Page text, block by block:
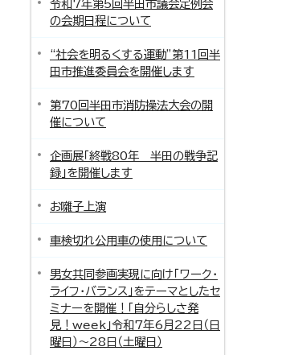
令和7年第5回半田市議会定例会
の会期日程について
“社会を明るくする運動”第11回半
田市推進委員会を開催します
第70回半田市消防操法大会の開
催について
企画展「終戦80年 半田の戦争記
録」を開催します
お囃子上演
車検切れ公用車の使用について
男女共同参画実現に向け「ワーク・
ライフ・バランス」をテーマとしたセ
ミナーを開催！「自分らしさ発
見！week」令和7年6月22日（日
曜日）～28日（土曜日）